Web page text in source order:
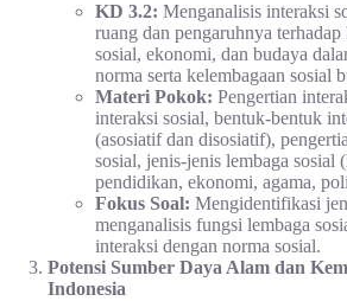
KD 3.2: Menganalisis interaksi
ruang dan pengaruhnya terhadap
sosial, ekonomi, dan budaya
norma serta kelembagaan sosial
Materi Pokok: Pengertian
interaksi sosial, bentuk-bentuk
(asosiatif dan disosiatif),
sosial, jenis-jenis lembaga sosial
pendidikan, ekonomi, agama,
Fokus Soal: Mengidentifikasi
menganalisis fungsi lembaga
interaksi dengan norma sosial.
Potensi Sumber Daya Alam dan
Indonesia